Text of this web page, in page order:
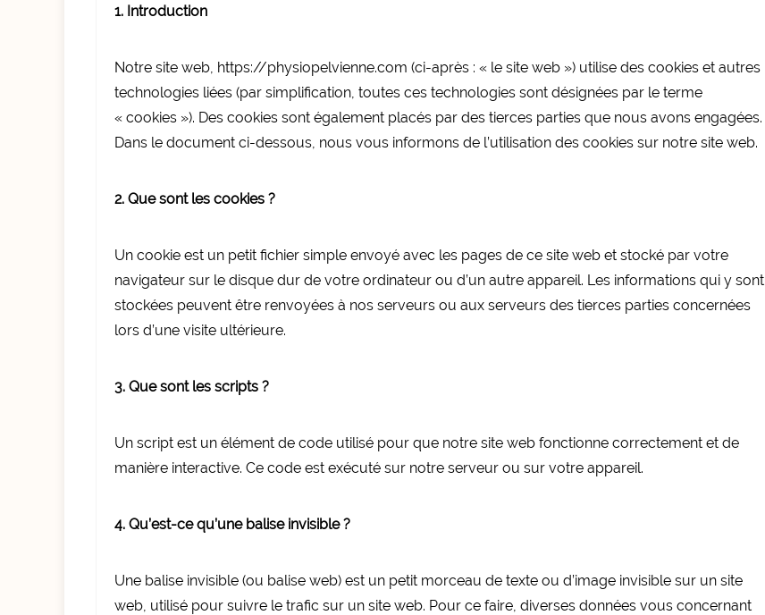
1. Introduction
Notre site web, https://physiopelvienne.com (ci-après : « le site web ») utilise des cookies et autres
technologies liées (par simplification, toutes ces technologies sont désignées par le terme
« cookies »). Des cookies sont également placés par des tierces parties que nous avons engagées.
Dans le document ci-dessous, nous vous informons de l’utilisation des cookies sur notre site web.
2. Que sont les cookies ?
Un cookie est un petit fichier simple envoyé avec les pages de ce site web et stocké par votre
navigateur sur le disque dur de votre ordinateur ou d’un autre appareil. Les informations qui y sont
stockées peuvent être renvoyées à nos serveurs ou aux serveurs des tierces parties concernées
lors d’une visite ultérieure.
3. Que sont les scripts ?
Un script est un élément de code utilisé pour que notre site web fonctionne correctement et de
manière interactive. Ce code est exécuté sur notre serveur ou sur votre appareil.
4. Qu’est-ce qu’une balise invisible ?
Une balise invisible (ou balise web) est un petit morceau de texte ou d’image invisible sur un site
web, utilisé pour suivre le trafic sur un site web. Pour ce faire, diverses données vous concernant